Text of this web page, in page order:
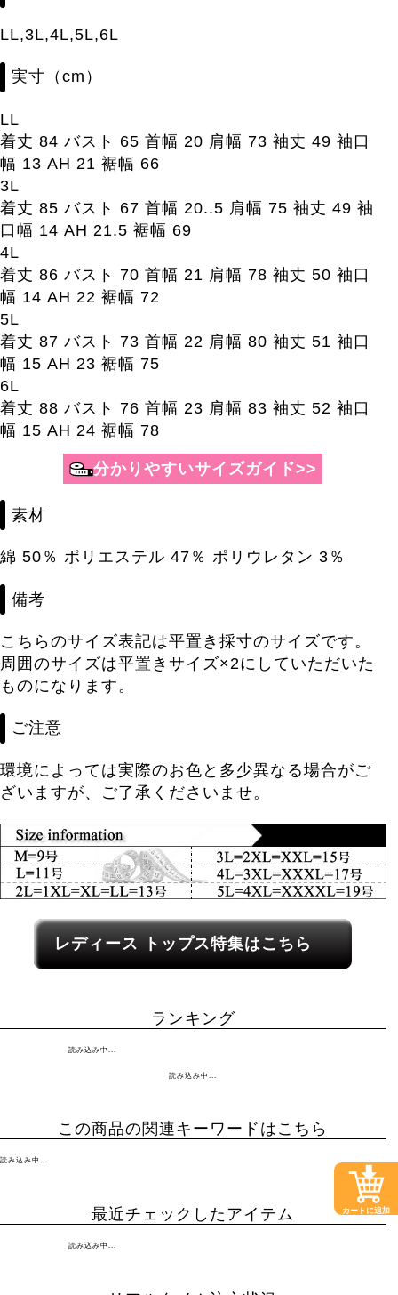
LL,3L,4L,5L,6L
実寸（cm）
LL
着丈 84 バスト 65 首幅 20 肩幅 73 袖丈 49 袖口
幅 13 AH 21 裾幅 66
3L
着丈 85 バスト 67 首幅 20..5 肩幅 75 袖丈 49 袖
口幅 14 AH 21.5 裾幅 69
4L
着丈 86 バスト 70 首幅 21 肩幅 78 袖丈 50 袖口
幅 14 AH 22 裾幅 72
5L
着丈 87 バスト 73 首幅 22 肩幅 80 袖丈 51 袖口
幅 15 AH 23 裾幅 75
6L
着丈 88 バスト 76 首幅 23 肩幅 83 袖丈 52 袖口
幅 15 AH 24 裾幅 78
素材
綿 50％ ポリエステル 47％ ポリウレタン 3％
備考
こちらのサイズ表記は平置き採寸のサイズです。
周囲のサイズは平置きサイズ×2にしていただいた
ものになります。
ご注意
環境によっては実際のお色と多少異なる場合がご
ざいますが、ご了承くださいませ。
レディース関連カテゴリーへのリンク
レディース トップス特集はこちら
ランキング
読み込み中...
読み込み中...
この商品の関連キーワードはこちら
読み込み中...
最近チェックしたアイテム
読み込み中...
カートに追加